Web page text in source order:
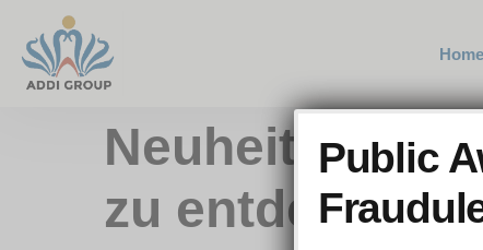
Home
Neuheiten bei
zu entdecken?
Public